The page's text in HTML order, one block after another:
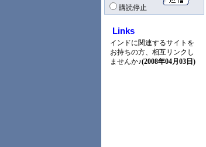
購読停止
Links
インドに関連するサイトを
お持ちの方、相互リンクし
ませんか♪(2008年04月03日)